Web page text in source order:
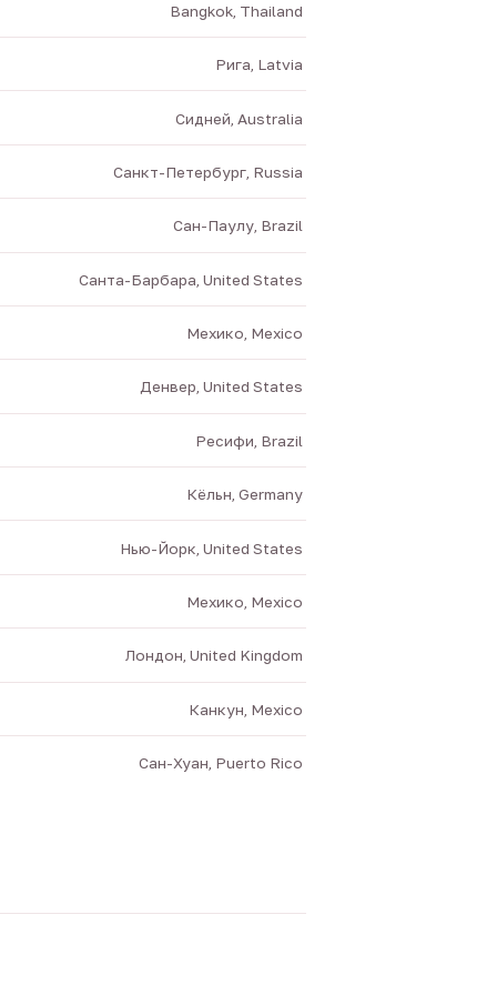
Bangkok, Thailand
Рига, Latvia
Сидней, Australia
Санкт-Петербург, Russia
Сан-Паулу, Brazil
Санта-Барбара, United States
Мехико, Mexico
Денвер, United States
Ресифи, Brazil
Кёльн, Germany
Нью-Йорк, United States
Мехико, Mexico
Лондон, United Kingdom
Канкун, Mexico
Сан-Хуан, Puerto Rico